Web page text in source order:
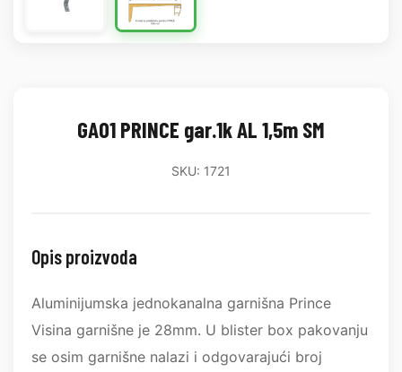
GA01 PRINCE gar.1k AL 1,5m SM
SKU: 1721
Opis proizvoda
Aluminijumska jednokanalna garnišna Prince
Visina garnišne je 28mm. U blister box pakovanju
se osim garnišne nalazi i odgovarajući broj